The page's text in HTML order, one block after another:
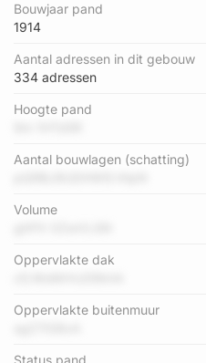
Bouwjaar pand
1914
Aantal adressen in dit gebouw
334 adressen
Hoogte pand
Aantal bouwlagen (schatting)
Volume
Oppervlakte dak
Oppervlakte buitenmuur
Status pand